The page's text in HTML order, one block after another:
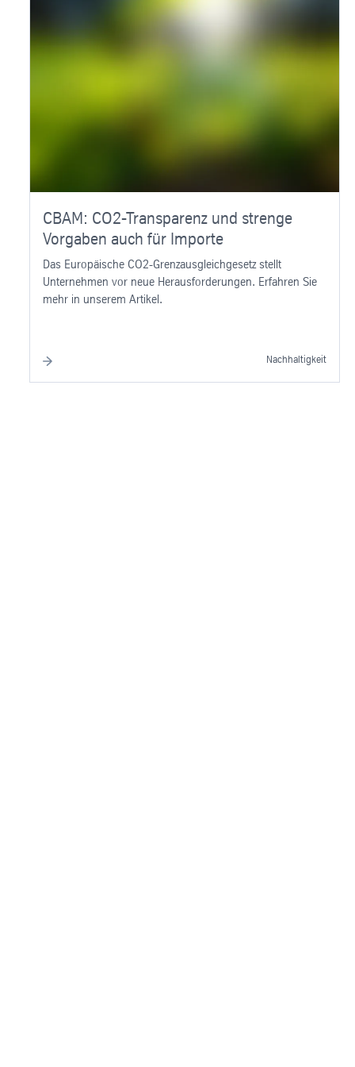
CBAM: CO2-Transparenz und strenge
Vorgaben auch für Importe
Das Europäische CO2-Grenzausgleichgesetz stellt
Unternehmen vor neue Herausforderungen. Erfahren Sie
mehr in unserem Artikel.
Nachhaltigkeit